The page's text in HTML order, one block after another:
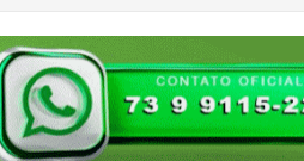
para apurar quadro de